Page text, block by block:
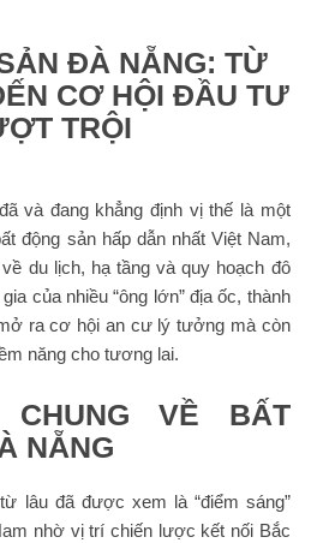
ĐÀ NẴNG: TỪ
CƠ HỘI ĐẦU TƯ
TRỘI
và đang khẳng định vị thế là một
động sản hấp dẫn nhất Việt Nam,
du lịch, hạ tầng và quy hoạch đô
của nhiều “ông lớn” địa ốc, thành
ra cơ hội an cư lý tưởng mà còn
năng cho tương lai.
CHUNG VỀ BẤT
NẴNG
lâu đã được xem là “điểm sáng”
nhờ vị trí chiến lược kết nối Bắc